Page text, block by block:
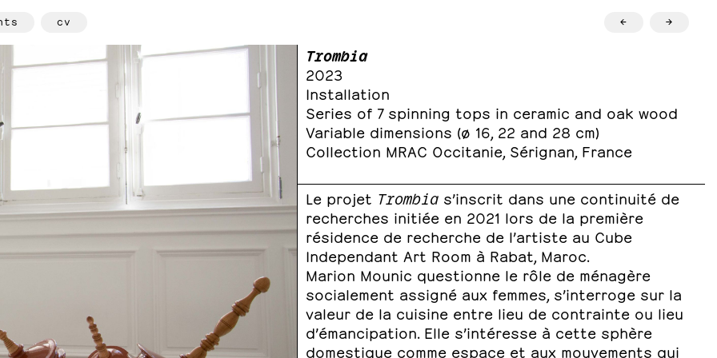
cv ← →
Trombia
2023
Installation
Series of 7 spinning tops in ceramic and oak wood
Variable dimensions (ø 16, 22 and 28 cm)
Collection MRAC Occitanie, Sérignan, France
Le projet Trombias’inscrit dans une continuité de
recherches initiée en 2021 lors de la première
résidence de recherche de l’artiste au Cube
Independant Art Room à Rabat, Maroc.
Marion Mounic questionne le rôle de ménagère
socialement assigné aux femmes, s’interroge sur la
valeur de la cuisine entre lieu de contrainte ou lieu
d’émancipation. Elle s’intéresse à cette sphère
domestique comme espace et aux mouvements qui